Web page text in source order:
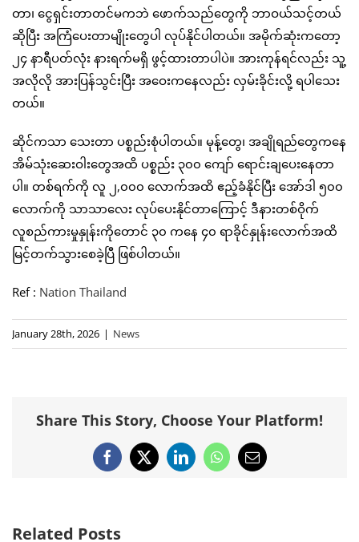
တာ၊ ငွေရှင်းတာတင်မကဘဲ ဖောက်သည်တွေကို ဘာဝယ်သင့်တယ်
ဆိုပြီး အကြံပေးတာမျိုးတွေပါ လုပ်နိုင်ပါတယ်။ အမိုက်ဆုံးကတော့
၂၄ နာရီပတ်လုံး နားရက်မရှိ ဖွင့်ထားတာပါပဲ။ အားကုန်ရင်လည်း သူ့
အလိုလို အားပြန်သွင်းပြီး အဝေးကနေလည်း လှမ်းခိုင်းလို့ ရပါသေး
တယ်။
ဆိုင်ကသာ သေးတာ ပစ္စည်းစုံပါတယ်။ မုန့်တွေ၊ အချိုရည်တွေကနေ
အိမ်သုံးဆေးဝါးတွေအထိ ပစ္စည်း ၃၀၀ ကျော် ရောင်းချပေးနေတာ
ပါ။ တစ်ရက်ကို လူ ၂,၀၀၀ လောက်အထိ ဧည့်ခံနိုင်ပြီး အော်ဒါ ၅၀၀
လောက်ကို သာသာလေး လုပ်ပေးနိုင်တာကြောင့် ဒီနားတစ်ဝိုက်
လူစည်ကားမှုနှုန်းကိုတောင် ၃၀ ကနေ ၄၀ ရာခိုင်နှုန်းလောက်အထိ
မြင့်တက်သွားစေခဲ့ပြီ ဖြစ်ပါတယ်။
Ref : Nation Thailand
January 28th, 2026 | News
Share This Story, Choose Your Platform!
Facebook
X LinkedInWhatsApp
Email
Related Posts